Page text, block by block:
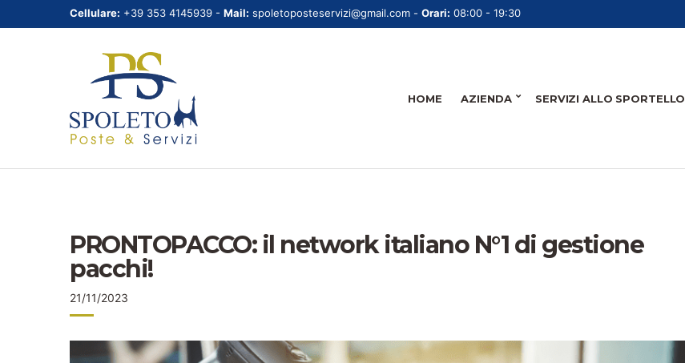
Cellulare: +39 353 4145939 - Mail: spoletoposteservizi@gmail.com - Orari: 08:00 - 19:30
HOME AZIENDA SERVIZI ALLO SPORTELLO
PRONTOPACCO: il network italiano N°1 di gestione
pacchi!
21/11/2023